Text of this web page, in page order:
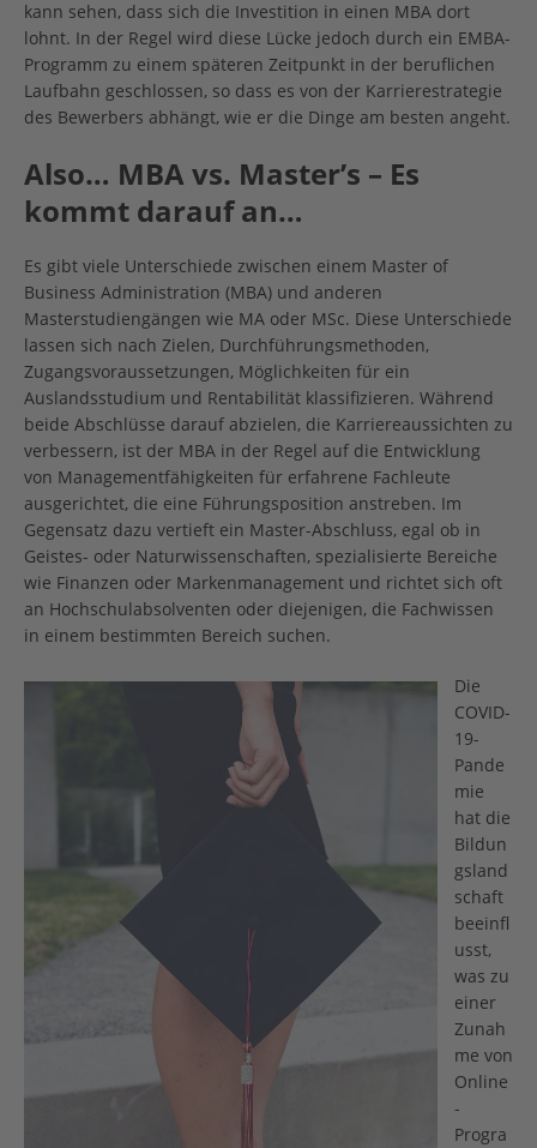
kann sehen, dass sich die Investition in einen MBA dort
lohnt. In der Regel wird diese Lücke jedoch durch ein EMBA-
Programm zu einem späteren Zeitpunkt in der beruflichen
Laufbahn geschlossen, so dass es von der Karrierestrategie
des Bewerbers abhängt, wie er die Dinge am besten angeht.
Also… MBA vs. Master’s – Es
kommt darauf an…
Es gibt viele Unterschiede zwischen einem Master of
Business Administration (MBA) und anderen
Masterstudiengängen wie MA oder MSc. Diese Unterschiede
lassen sich nach Zielen, Durchführungsmethoden,
Zugangsvoraussetzungen, Möglichkeiten für ein
Auslandsstudium und Rentabilität klassifizieren. Während
beide Abschlüsse darauf abzielen, die Karriereaussichten zu
verbessern, ist der MBA in der Regel auf die Entwicklung
von Managementfähigkeiten für erfahrene Fachleute
ausgerichtet, die eine Führungsposition anstreben. Im
Gegensatz dazu vertieft ein Master-Abschluss, egal ob in
Geistes- oder Naturwissenschaften, spezialisierte Bereiche
wie Finanzen oder Markenmanagement und richtet sich oft
an Hochschulabsolventen oder diejenigen, die Fachwissen
in einem bestimmten Bereich suchen.
Die
COVID-
19-
Pande
mie
hat die
Bildun
gsland
schaft
beeinfl
usst,
was zu
einer
Zunah
me von
Online
-
Progra